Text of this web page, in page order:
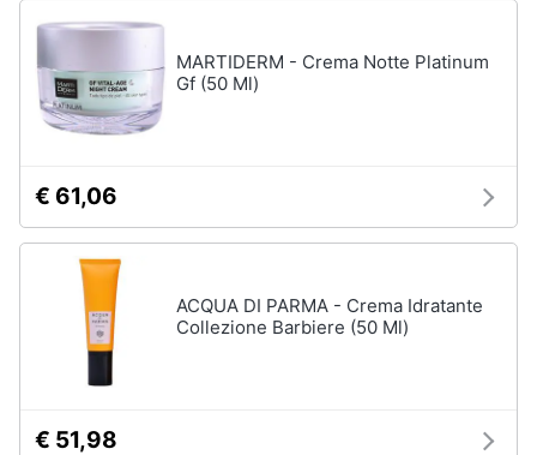
MARTIDERM - Crema Notte Platinum
Gf (50 Ml)
€ 61,06
ACQUA DI PARMA - Crema Idratante
Collezione Barbiere (50 Ml)
€ 51,98